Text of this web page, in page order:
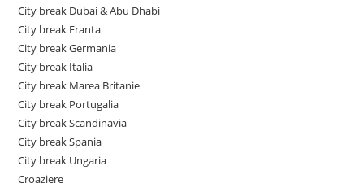
City break Dubai & Abu Dhabi
City break Franta
City break Germania
City break Italia
City break Marea Britanie
City break Portugalia
City break Scandinavia
City break Spania
City break Ungaria
Croaziere